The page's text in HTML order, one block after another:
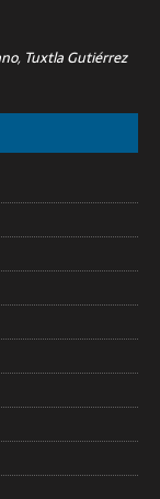
Tuxtla Gutiérrez